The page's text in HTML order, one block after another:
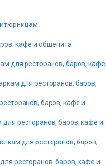
кафе и общепита
для ресторанов, баров, кафе
для ресторанов, баров,
баров, кафе и
для ресторанов, баров, кафе и
для ресторанов, баров,
ресторанов, баров, кафе и